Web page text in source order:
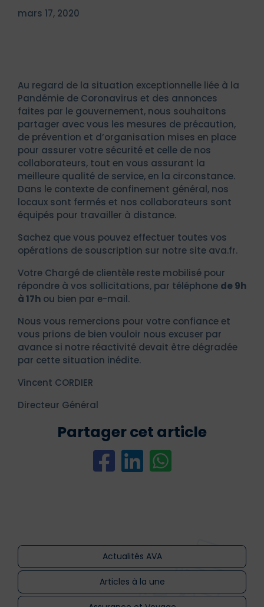
mars 17, 2020
Au regard de la situation exceptionnelle liée à la
Pandémie de Coronavirus et des annonces
faites par le gouvernement, nous souhaitons
partager avec vous les mesures de précaution,
de prévention et d’organisation mises en place
pour assurer votre sécurité et celle de nos
collaborateurs, tout en vous assurant la
meilleure qualité de service, en la circonstance.
Dans le contexte de confinement général, nos
locaux sont fermés et nos collaborateurs sont
équipés pour travailler à distance.
Sachez que vous pouvez effectuer toutes vos
opérations de souscription sur notre site ava.fr.
Votre Chargé de clientèle reste mobilisé pour
répondre à vos sollicitations, par téléphone de 9h
à 17h ou bien par e-mail.
Nous vous remercions pour votre confiance et
vous prions de bien vouloir nous excuser par
avance si notre réactivité devait être dégradée
par cette situation inédite.
Vincent CORDIER
Directeur Général
Partager cet article
Actualités AVA
Articles à la une